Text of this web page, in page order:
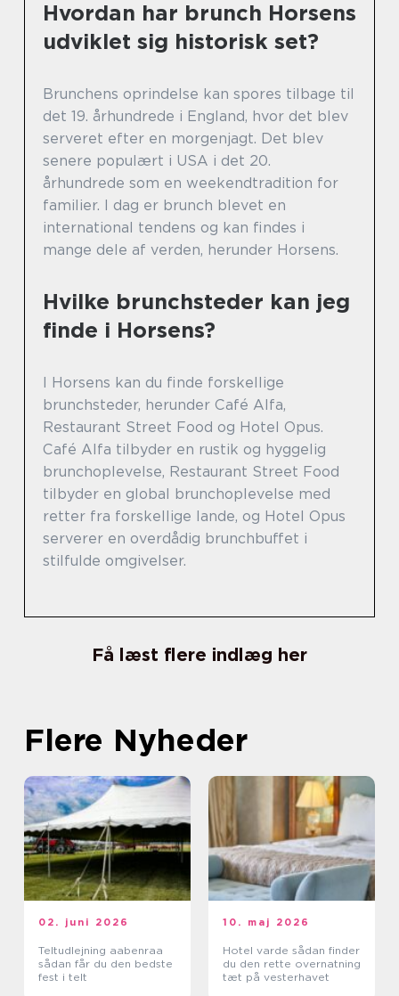
Hvordan har brunch Horsens
udviklet sig historisk set?
Brunchens oprindelse kan spores tilbage til
det 19. århundrede i England, hvor det blev
serveret efter en morgenjagt. Det blev
senere populært i USA i det 20.
århundrede som en weekendtradition for
familier. I dag er brunch blevet en
international tendens og kan findes i
mange dele af verden, herunder Horsens.
Hvilke brunchsteder kan jeg
finde i Horsens?
I Horsens kan du finde forskellige
brunchsteder, herunder Café Alfa,
Restaurant Street Food og Hotel Opus.
Café Alfa tilbyder en rustik og hyggelig
brunchoplevelse, Restaurant Street Food
tilbyder en global brunchoplevelse med
retter fra forskellige lande, og Hotel Opus
serverer en overdådig brunchbuffet i
stilfulde omgivelser.
Få læst flere indlæg her
Flere Nyheder
02. juni 2026
Teltudlejning aabenraa
sådan får du den bedste
fest i telt
10. maj 2026
Hotel varde sådan finder
du den rette overnatning
tæt på vesterhavet